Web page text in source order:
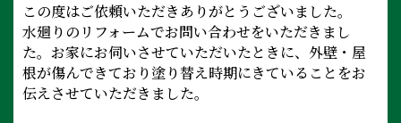
この度はご依頼いただきありがとうございました。
水廻りのリフォームでお問い合わせをいただきまし
た。お家にお伺いさせていただいたときに、外壁・屋
根が傷んできており塗り替え時期にきていることをお
伝えさせていただきました。